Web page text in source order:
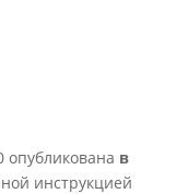
в
инструкцией